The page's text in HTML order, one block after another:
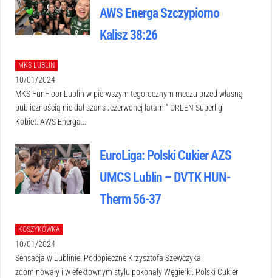
AWS Energa Szczypiorno
Kalisz 38:26
MKS LUBLIN
10/01/2024
MKS FunFloor Lublin w pierwszym tegorocznym meczu przed własną
publicznością nie dał szans „czerwonej latarni” ORLEN Superligi
Kobiet. AWS Energa...
EuroLiga: Polski Cukier AZS
UMCS Lublin – DVTK HUN-
Therm 56-37
KOSZYKÓWKA
10/01/2024
Sensacja w Lublinie! Podopieczne Krzysztofa Szewczyka
zdominowały i w efektownym stylu pokonały Węgierki. Polski Cukier